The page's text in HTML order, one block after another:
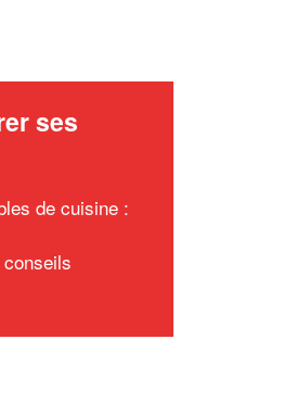
ses
de cuisine :